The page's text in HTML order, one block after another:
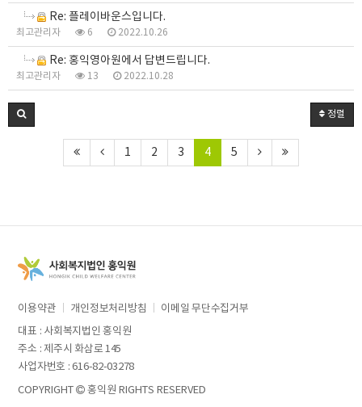
Re: 플레이바운스입니다.
최고관리자 6 2022.10.26
Re: 홍익영아원에서 답변드립니다.
최고관리자 13 2022.10.28
정렬
1 2 3 4 5
이용약관 개인정보처리방침
이메일 무단수집거부
대표 : 사회복지법인 홍익원
주소 : 제주시 화삼로 145
사업자번호 : 616-82-03278
COPYRIGHT
홍익원 RIGHTS RESERVED